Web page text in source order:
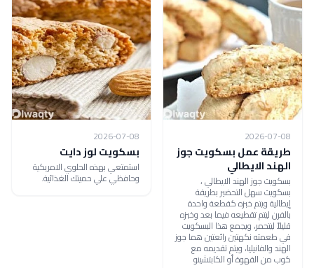
2026-07-08
طريقة عمل بسكويت جوز
الهند الايطالي
بسكويت جوز الهند الايطالي ،
بسكويت سهل التحضير بطريقة
إيطالية ويتم خبزه كقطعة واحدة
بالفرن ليتم تقطيعه فيما بعد وخبزه
قليلاً ليتحمر، ويجمع هذا البسكويت
في طعمته نكهتين رائعتين هما جوز
الهند والفانيليا، ويتم تقديمه مع
كوب من القهوة أو الكابتشينو
2026-07-08
بسكويت لوز دايت
استمتعي بهذه الحلوي الامريكية
وحافظي علي حميتك الغذائية.